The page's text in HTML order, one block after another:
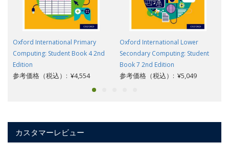
Oxford International Primary
Computing: Student Book 4 2nd
Edition
参考価格（税込）: ¥4,554
Oxford International Lower
Secondary Computing: Student
Book 7 2nd Edition
参考価格（税込）: ¥5,049
カスタマーレビュー